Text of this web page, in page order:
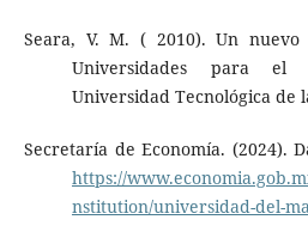
Seara, V. M. ( 2010). Un
Universidades para el
Universidad Tecnológica de
Secretaría de Economía. (2024).
https://
nstitution/universidad-del-